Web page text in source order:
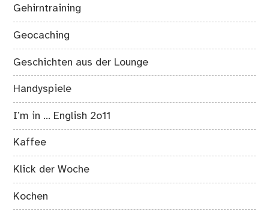
Gehirntraining
Geocaching
Geschichten aus der Lounge
Handyspiele
I’m in … English 2o11
Kaffee
Klick der Woche
Kochen